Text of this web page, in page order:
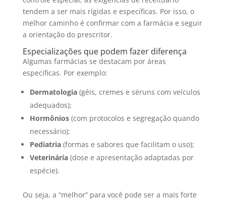
tendem a ser mais rígidas e específicas. Por isso, o
melhor caminho é confirmar com a farmácia e seguir
a orientação do prescritor.
Especializações que podem fazer diferença
Algumas farmácias se destacam por áreas
específicas. Por exemplo:
Dermatologia(géis, cremes e séruns com veículos
adequados);
Hormônios(com protocolos e segregação quando
necessário);
Pediatria(formas e sabores que facilitam o uso);
Veterinária(dose e apresentação adaptadas por
espécie).
Ou seja, a “melhor” para você pode ser a mais forte